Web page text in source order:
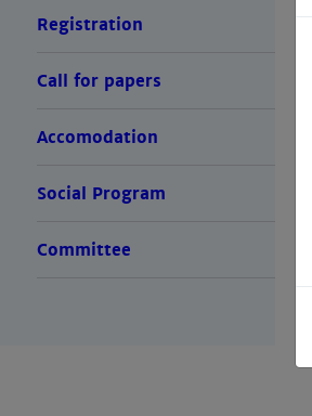
Registration
Call for papers
Accomodation
Social Program
Committee